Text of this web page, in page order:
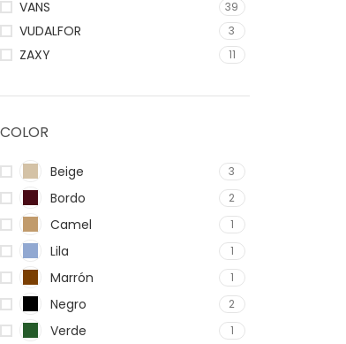
VANS 39
VUDALFOR 3
ZAXY 11
COLOR
Beige 3
Bordo 2
Camel 1
Lila 1
Marrón 1
Negro 2
Verde 1